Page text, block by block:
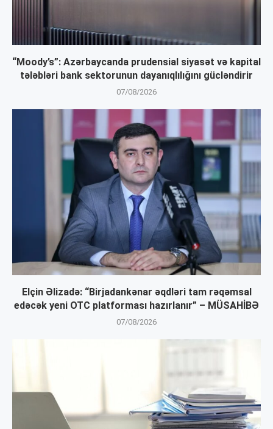
“Moody’s”: Azərbaycanda prudensial siyasət və kapital
tələbləri bank sektorunun dayanıqlılığını gücləndirir
07/08/2026
Elçin Əlizadə: “Birjadankənar əqdləri tam rəqəmsal
edəcək yeni OTC platforması hazırlanır” – MÜSAHİBƏ
07/08/2026